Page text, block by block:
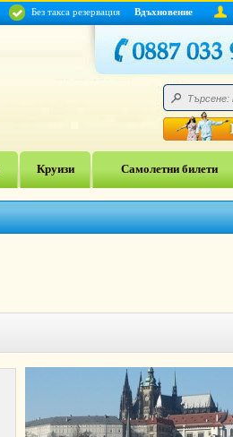
Без такса резервация Вдъхновение
Круизи Самолетни билети